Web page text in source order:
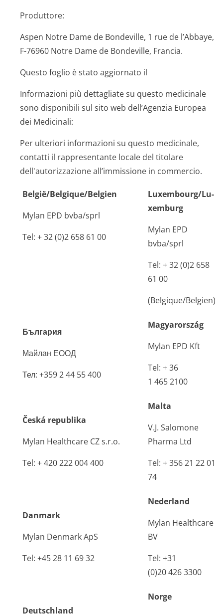
Produttore:
Aspen Notre Dame de Bondeville, 1 rue de l’Abbaye,
F-76960 Notre Dame de Bondeville, Francia.
Questo foglio è stato aggiornato il
Informazioni più dettagliate su questo medicinale
sono disponibili sul sito web dell’Agenzia Europea
dei Medicinali:
Per ulteriori informazioni su questo medicinale,
contatti il rappresentante locale del titolare
dell'autorizzazione all’immissione in commercio.
België/Belgiqu­e/Belgien
Mylan EPD bvba/sprl
Tel: + 32 (0)2 658 61 00
Luxembourg/Lu­
xemburg
Mylan EPD
bvba/sprl
Tel: + 32 (0)2 658
61 00
(Belgique/Belgien)
България
Майлан ЕООД
Тел: +359 2 44 55 400
Magyarország
Mylan EPD Kft
Tel: + 36
1 465 2100
Česká republika
Mylan Healthcare CZ s.r.o.
Tel: + 420 222 004 400
Malta
V.J. Salomone
Pharma Ltd
Tel: + 356 21 22 01
74
Danmark
Mylan Denmark ApS
Tel: +45 28 11 69 32
Nederland
Mylan Healthcare
BV
Tel: +31
(0)20 426 3300
Deutschland
Norge